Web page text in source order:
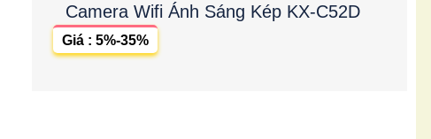
Camera Wifi Ánh Sáng Kép KX-C52D
Giá : 5%-35%